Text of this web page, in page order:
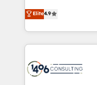
vuelve una ventaja que
somos Partner Elite
achieve measurable
operating across
global companies in
customer success
insight with
growth. Our
Elite4.9